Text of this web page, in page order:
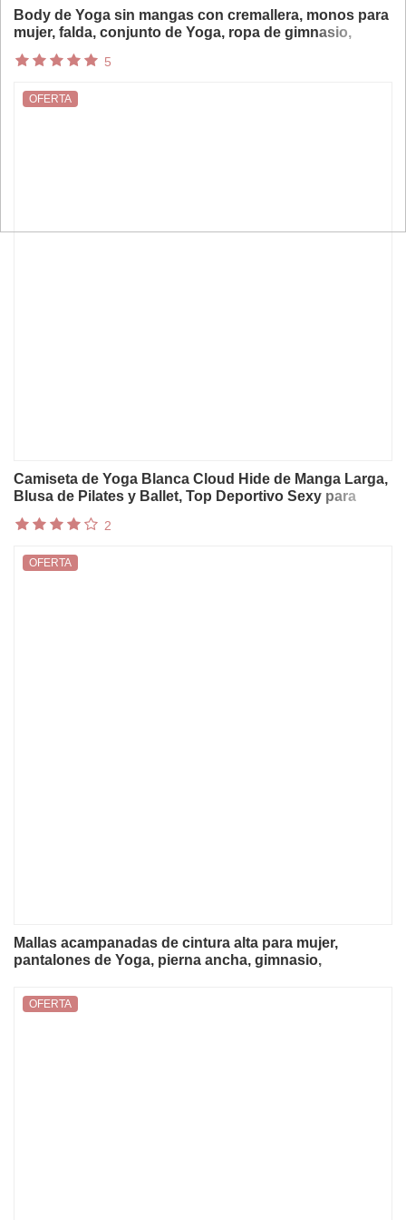
Body de Yoga sin mangas con cremallera, monos para
mujer, falda, conjunto de Yoga, ropa de gimnasio,
para baile
5
Camiseta de Yoga Blanca Cloud Hide de Manga Larga,
Blusa de Pilates y Ballet, Top Deportivo Sexy para
Entrenamiento
OFERTA
2
Mallas acampanadas de cintura alta para mujer,
pantalones de Yoga, pierna ancha, gimnasio,
acampanados, pantalones de baile latino
OFERTA
OFERTA